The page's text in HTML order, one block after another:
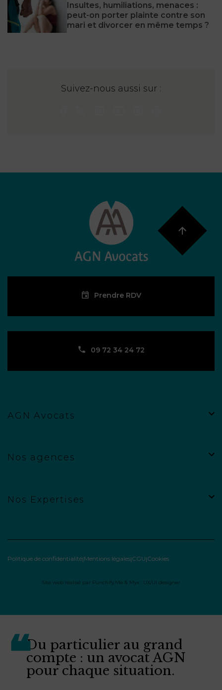
Insultes, humiliations, menaces :
peut-on porter plainte contre son
mari et divorcer en même temps ?
Suivez-nous aussi sur :
Prendre RDV
09 72 34 24 72
AGN Avocats
Nos agences
Nos Expertises
Politique de confidentialité Mentions légales CGU Cookies
Site web réalisé par Punchify.Me & Myx : UX/UI designer
Du particulier au grand
compte : un avocat AGN
pour chaque situation.